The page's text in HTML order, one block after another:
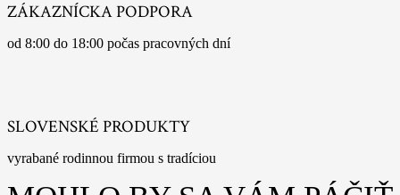
ZÁKAZNÍCKA PODPORA
od 8:00 do 18:00 počas pracovných dní
SLOVENSKÉ PRODUKTY
vyrabané rodinnou firmou s tradíciou